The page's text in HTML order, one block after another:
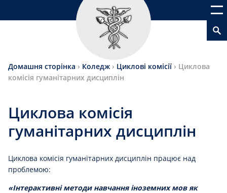
Домашня сторінка › Коледж › Циклові комісії › Циклова
комісія гуманітарних дисциплін
Циклова комісія
гуманітарних дисциплін
Циклова комісія гуманітарних дисциплін працює над
проблемою:
«Інтерактивні методинавчання іноземних мов як